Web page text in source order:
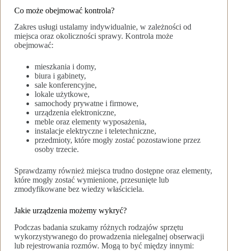
Co może obejmować kontrola?
Zakres usługi ustalamy indywidualnie, w zależności od
miejsca oraz okoliczności sprawy. Kontrola może
obejmować:
mieszkania i domy,
biura i gabinety,
sale konferencyjne,
lokale użytkowe,
samochody prywatne i firmowe,
urządzenia elektroniczne,
meble oraz elementy wyposażenia,
instalacje elektryczne i teletechniczne,
przedmioty, które mogły zostać pozostawione przez
osoby trzecie.
Sprawdzamy również miejsca trudno dostępne oraz elementy,
które mogły zostać wymienione, przesunięte lub
zmodyfikowane bez wiedzy właściciela.
Jakie urządzenia możemy wykryć?
Podczas badania szukamy różnych rodzajów sprzętu
wykorzystywanego do prowadzenia nielegalnej obserwacji
lub rejestrowania rozmów. Mogą to być między innymi: